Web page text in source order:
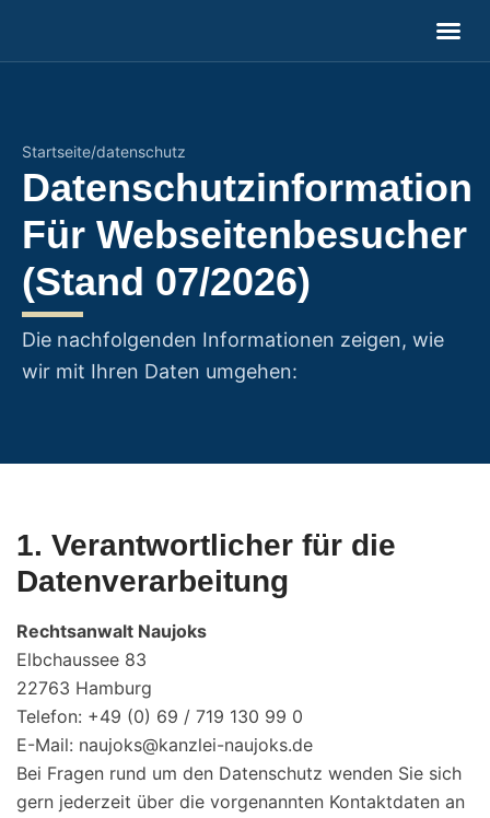
Startseite/datenschutz
Datenschutzinformation
Für Webseitenbesucher
(Stand 07/2026)
Die nachfolgenden Informationen zeigen, wie
wir mit Ihren Daten umgehen:
1. Verantwortlicher für die
Datenverarbeitung
Rechtsanwalt Naujoks
Elbchaussee 83
22763 Hamburg
Telefon: +49 (0) 69 / 719 130 99 0
E-Mail: naujoks@kanzlei-naujoks.de
Bei Fragen rund um den Datenschutz wenden Sie sich
gern jederzeit über die vorgenannten Kontaktdaten an